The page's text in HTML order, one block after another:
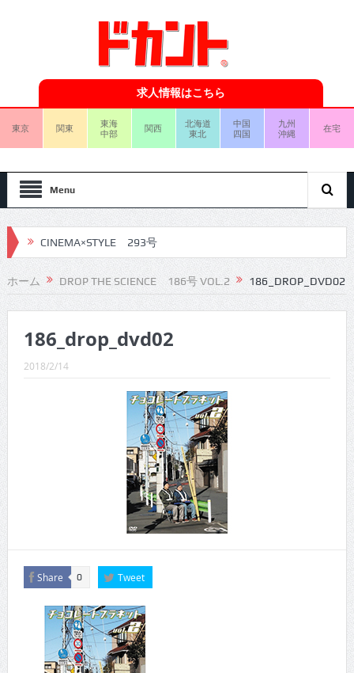
求人情報はこちら
東京 関東
東海
中部
関西
北海道
東北
中国
四国
九州
沖縄
在宅
Menu
CINEMA×STYLE 293号
CINEMA×STYLE 292号
CINEMA×STYLE 291号
CINEMA×STYLE 290号
CINEMA×STYLE 289号
CINEMA×STYLE 288号
CINEMA×STYLE 287号
CINEMA×STYLE 286号
CINEMA×STYLE 285号
CINEMA×STYLE 294号
ホーム DROP THE SCIENCE 186号 VOL.2 186_DROP_DVD02
186_drop_dvd02
2018/2/14
Share 0 Tweet